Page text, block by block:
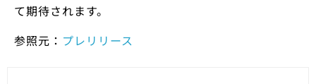
て期待されます。
参照元： プレリリース